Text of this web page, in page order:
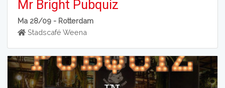
Mr Bright Pubquiz
Ma 28/09 - Rotterdam
Stadscafé Weena